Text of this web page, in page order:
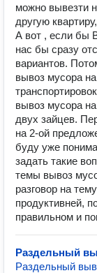
можно вывезти
другую
А вот , если бы
нас бы сразу
вариантов.
вывоз мусора
вывоз мусора
двух зайцев.
на 2-ой
буду уже
задать такие
темы вывоз
разговор на
продуктивней,
правильном и
Раздельный
Раздельный